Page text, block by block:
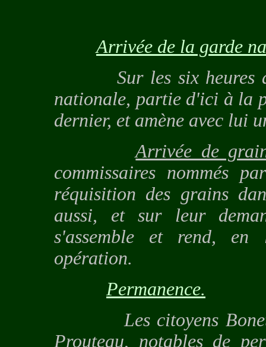
Arrivée de la garde
Sur les six heures
nationale, partie d'ici à la
dernier, et amène avec lui
Arrivée de
commissaires nommés
réquisition des grains
aussi, et sur leur
s'assemble et rend, en
opération.
Permanence.
Les citoyens Bonet,
Prouteau, notables de